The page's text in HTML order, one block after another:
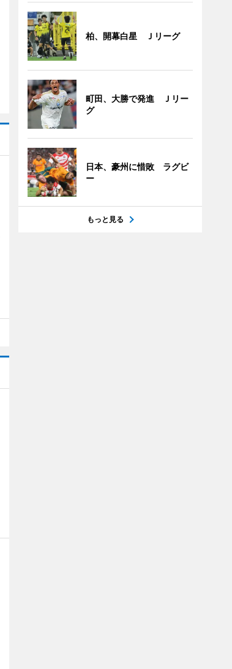
柏、開幕白星 Ｊリーグ
町田、大勝で発進 Ｊリー
グ
日本、豪州に惜敗 ラグビ
ー
もっと見る